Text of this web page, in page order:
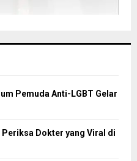
Pemuda Anti-LGBT Gelar
Dokter yang Viral di